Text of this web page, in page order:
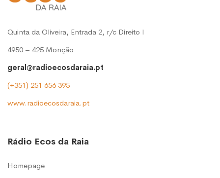
Quinta da Oliveira, Entrada 2, r/c Direito l
4950 – 425 Monção
geral@radioecosdaraia.pt
(+351) 251 656 395
www.radioecosdaraia.pt
Rádio Ecos da Raia
Homepage